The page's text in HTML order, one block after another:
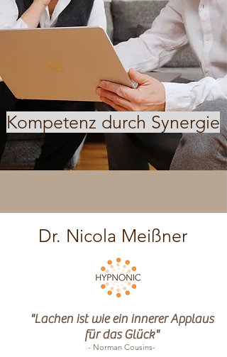
Kompetenz durch Synergie
Dr. Nicola Meißner
"Lachen ist wie ein innerer Applaus
für das Glück"
- Norman Cousins-